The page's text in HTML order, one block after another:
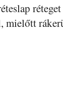
mielőtt